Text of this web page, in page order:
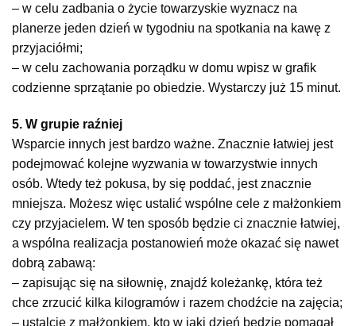
– w celu zadbania o życie towarzyskie wyznacz na
planerze jeden dzień w tygodniu na spotkania na kawę z
przyjaciółmi;
– w celu zachowania porządku w domu wpisz w grafik
codzienne sprzątanie po obiedzie. Wystarczy już 15 minut.
5. W grupie raźniej
Wsparcie innych jest bardzo ważne. Znacznie łatwiej jest
podejmować kolejne wyzwania w towarzystwie innych
osób. Wtedy też pokusa, by się poddać, jest znacznie
mniejsza. Możesz więc ustalić wspólne cele z małżonkiem
czy przyjacielem. W ten sposób będzie ci znacznie łatwiej,
a wspólna realizacja postanowień może okazać się nawet
dobrą zabawą:
– zapisując się na siłownię, znajdź koleżankę, która też
chce zrzucić kilka kilogramów i razem chodźcie na zajęcia;
– ustalcie z małżonkiem, kto w jaki dzień będzie pomagał